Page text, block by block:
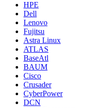
HPE
Dell
Lenovo
Fujitsu
Astra Linux
ATLAS
BaseAtl
BAUM
Cisco
Crusader
CyberPower
DCN